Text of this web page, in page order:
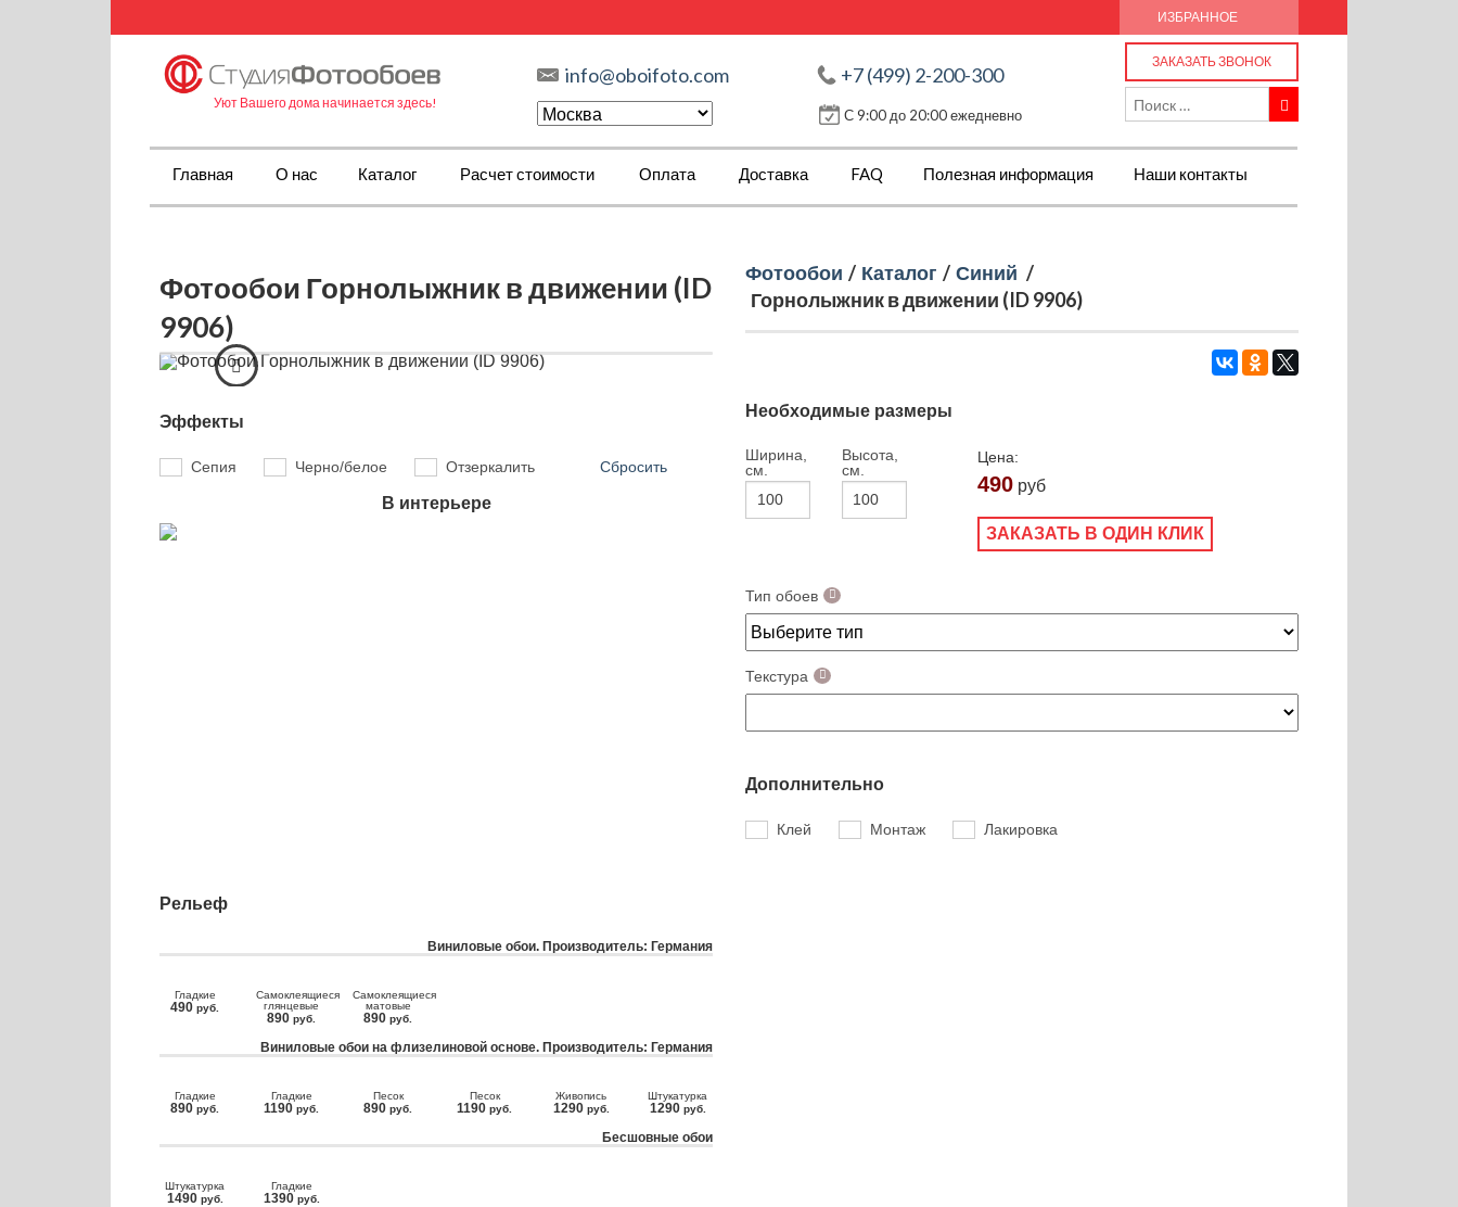
ИЗБРАННОЕ
Уют Вашего дома начинается здесь!
info@oboifoto.com +7 (499) 2-200-300
С 9:00 до 20:00 ежедневно
ЗАКАЗАТЬ ЗВОНОК
Главная О нас Каталог Расчет стоимости Оплата Доставка FAQ Полезная информация Наши контакты
Фотообои Горнолыжник в движении (ID
9906)
Эффекты
Сепия Черно/белое Отзеркалить Сбросить
В интерьере
Фотообои / Каталог / Синий /
Горнолыжник в движении (ID 9906)
Необходимые размеры
Ширина,
см.
Высота,
см.
Цена:
490 руб
ЗАКАЗАТЬ В ОДИН КЛИК
Тип обоев
Текстура
Дополнительно
Клей Монтаж Лакировка
Рельеф
Виниловые обои. Производитель: Германия
Гладкие
490 руб.
Самоклеящиеся
глянцевые
890 руб.
Самоклеящиеся
матовые
890 руб.
Виниловые обои на флизелиновой основе. Производитель: Германия
Гладкие
890 руб.
Гладкие
1190 руб.
Песок
890 руб.
Песок
1190 руб.
Живопись
1290 руб.
Штукатурка
1290 руб.
Бесшовные обои
Штукатурка
1490 руб.
Гладкие
1390 руб.